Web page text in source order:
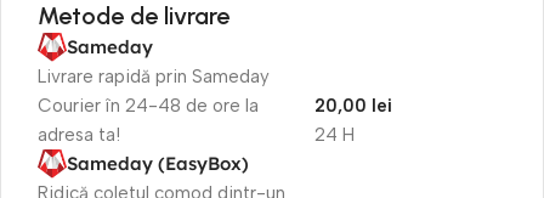
Metode de livrare
Sameday
Livrare rapidă prin Sameday
Courier în 24-48 de ore la
adresa ta!
24 H
20,00 lei
Sameday (EasyBox)
Ridică coletul comod dintr-un